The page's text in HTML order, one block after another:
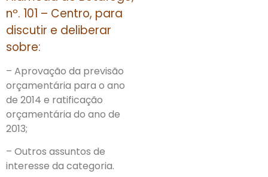
nº. 101 – Centro, para
discutir e deliberar
sobre:
– Aprovação da previsão
orçamentária para o ano
de 2014 e ratificação
orçamentária do ano de
2013;
– Outros assuntos de
interesse da categoria.